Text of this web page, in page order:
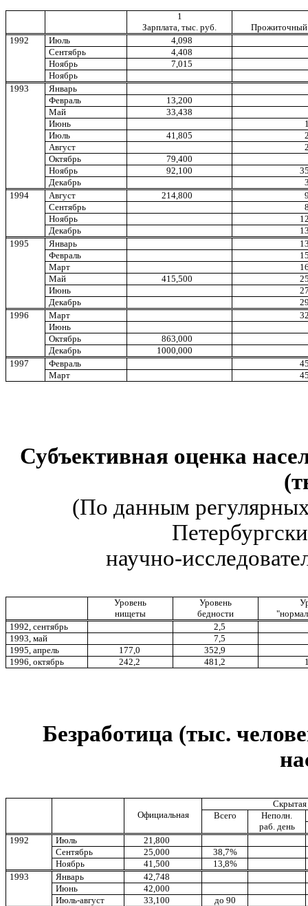
1
Зарплата, тыс. руб.
Прожиточный
1992
Июль
4,098
Сентябрь
4,408
Ноябрь
7,015
Ноябрь
1993
Январь
Февраль
13,200
Май
33,438
Июнь
Июль
41,805
Август
Октябрь
79,400
Ноябрь
92,100
Декабрь
1994
Август 214,800
Сентябрь
Ноябрь
Декабрь
1995
Январь
Февраль
Март
Май
415,500
Июнь
Декабрь
1996
Март
Июнь
Октябрь
863,000
Декабрь
1000,000
1997
Февраль
Март
Субъективная оценка
(По данным
научно-
Уровень
нищеты
Уровень
бедности
1992, сентябрь
2,5
1993, май
7,5
1995, апрель
177,0
352,9
1996, октябрь
242,2 481,2
Безработица (тыс.
Скрытая
Официальная
Всего
Неполн.
раб. день
1992
Июль
21,800
Сентябрь
25,000
38,7%
Ноябрь
41,500
13,8%
1993
Январь
42,748
Июнь
42,000
Июль-август
33,100
до 90